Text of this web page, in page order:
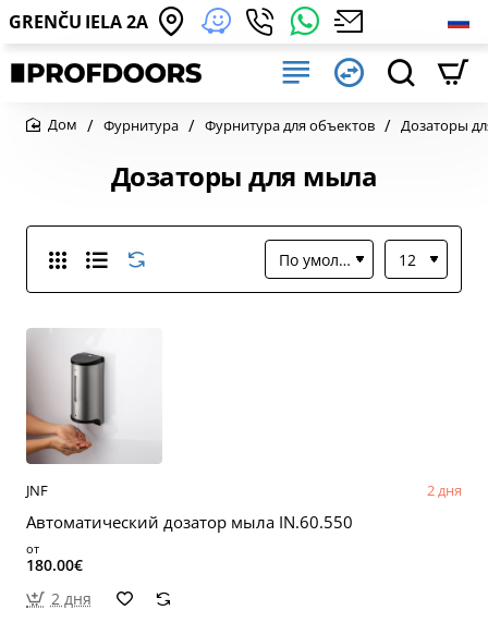
GRENČU IELA 2A
Дозаторы для мыла
Фурнитура Фурнитура для объектов Дозаторы
JNF 2 дня
Автоматический дозатор мыла IN.60.550
от
180.00€
2 дня